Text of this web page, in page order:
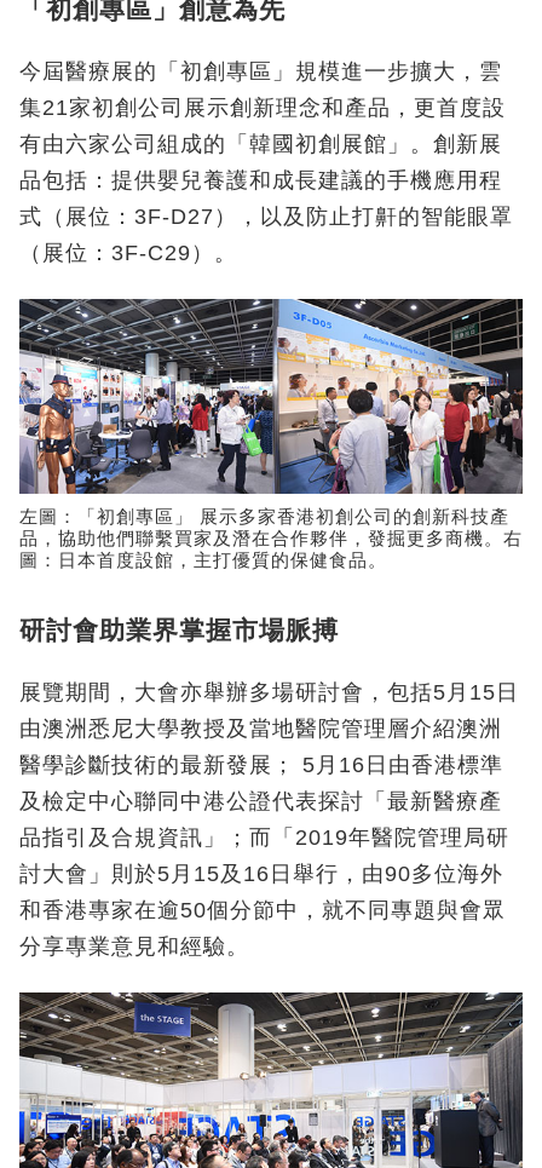
「初創專區」創意為先
今屆醫療展的「初創專區」規模進一步擴大，雲
集21家初創公司展示創新理念和產品，更首度設
有由六家公司組成的「韓國初創展館」。創新展
品包括：提供嬰兒養護和成長建議的手機應用程
式（展位：3F-D27），以及防止打鼾的智能眼罩
（展位：3F-C29）。
左圖：「初創專區」 展示多家香港初創公司的創新科技產
品，協助他們聯繫買家及潛在合作夥伴，發掘更多商機。右
圖：日本首度設館，主打優質的保健食品。
研討會助業界掌握市場脈搏
展覽期間，大會亦舉辦多場研討會，包括5月15日
由澳洲悉尼大學教授及當地醫院管理層介紹澳洲
醫學診斷技術的最新發展； 5月16日由香港標準
及檢定中心聯同中港公證代表探討「最新醫療產
品指引及合規資訊」；而「2019年醫院管理局研
討大會」則於5月15及16日舉行，由90多位海外
和香港專家在逾50個分節中，就不同專題與會眾
分享專業意見和經驗。